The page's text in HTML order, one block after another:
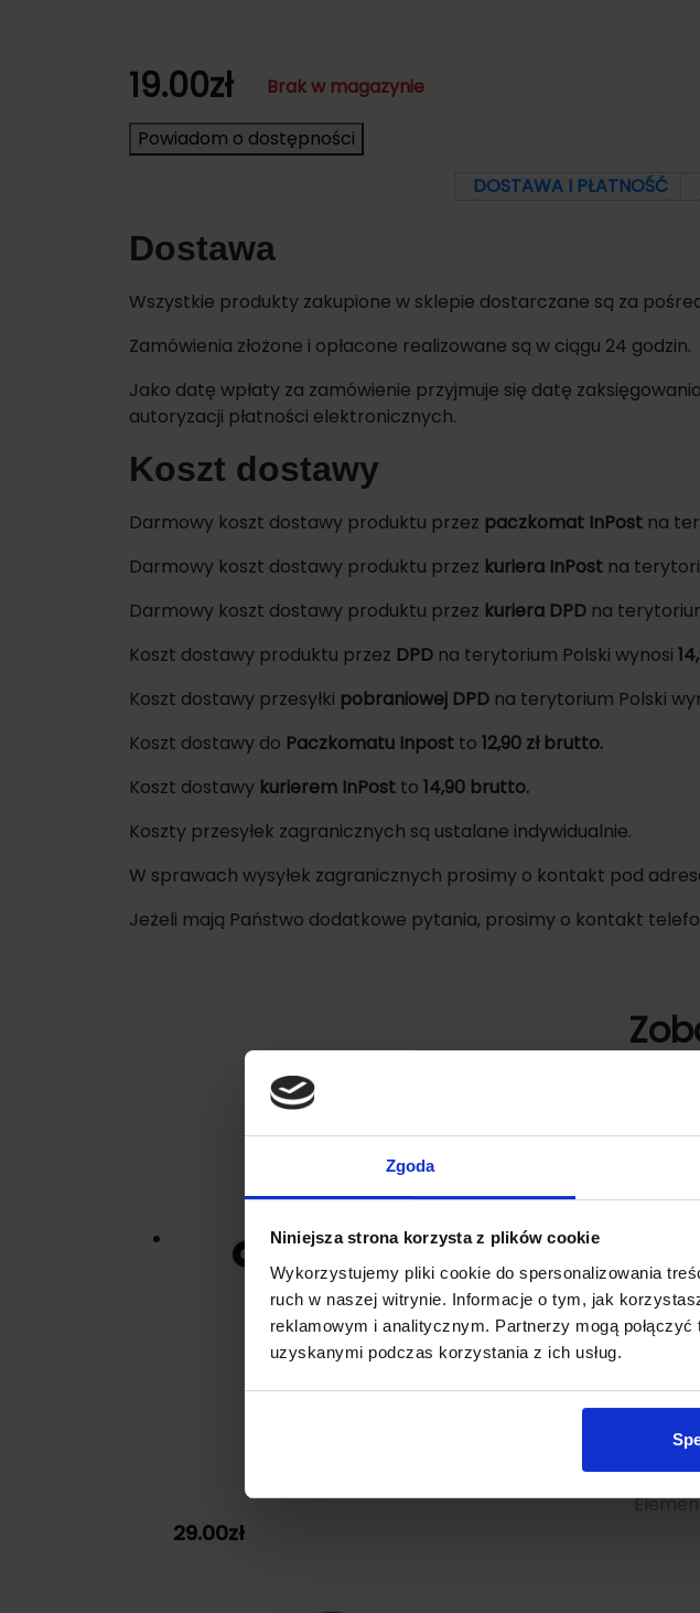
Zgoda
Niniejsza strona korzysta z plików cookie
Wykorzystujemy pliki cookie do spersonalizowania
ruch w naszej witrynie. Informacje o tym, jak
reklamowym i analitycznym. Partnerzy mogą
uzyskanymi podczas korzystania z ich usług.
19.00zł Brak w magazynie
Powiadom o dostępności
DOSTAWA I PŁATNOŚĆ
Dostawa
Wszystkie produkty zakupione w sklepie dostarczane są za
Zamówienia złożone i opłacone realizowane są w ciągu 24 godzin.
Jako datę wpłaty za zamówienie przyjmuje się datę
autoryzacji płatności elektronicznych.
Koszt dostawy
Darmowy koszt dostawy produktu przez paczkomat InPost na
Darmowy koszt dostawy produktu przez kuriera InPost na
Darmowy koszt dostawy produktu przez kuriera DPD na
Koszt dostawy produktu przez DPD na terytorium Polski wynosi
Koszt dostawy przesyłki pobraniowej DPD na terytorium Polski
Koszt dostawy do Paczkomatu Inpost to 12,90 zł brutto.
Koszt dostawy kurierem InPost to 14,90 brutto.
Koszty przesyłek zagranicznych są ustalane indywidualnie.
W sprawach wysyłek zagranicznych prosimy o kontakt pod
Jeżeli mają Państwo dodatkowe pytania, prosimy o kontakt
DRĄŻEK
29.00zł